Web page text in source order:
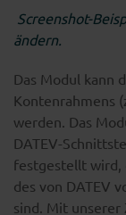
Screenshot-
ändern.
Das Modul kann
Kontenrahmens
werden. Das
DATEV-
festgestellt wird,
des von DATEV
sind. Mit unserer